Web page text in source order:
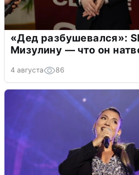
«Дед разбушевался»:
Мизулину — что он
4 августа 86